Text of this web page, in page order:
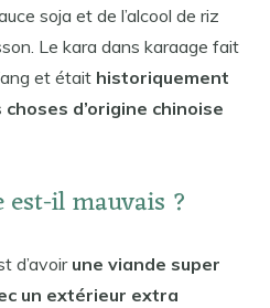
soja et de l’alcool de riz
Le kara dans karaage fait
et était historiquement
d’origine chinoise
il mauvais ?
d’avoir une viande super
un extérieur extra